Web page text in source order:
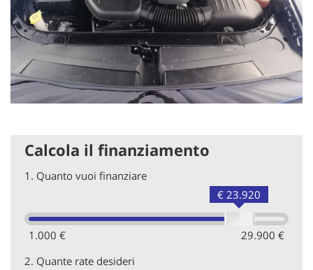
Calcola il finanziamento
1. Quanto vuoi finanziare
1.000 € 29.900 €
€ 23.920
2. Quante rate desideri